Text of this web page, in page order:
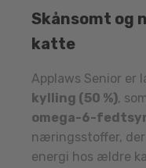
Skånsomt
katte
Applaws Senior er
kylling (50 %),
omega-6-
næringsstoffer,
energi hos ældre